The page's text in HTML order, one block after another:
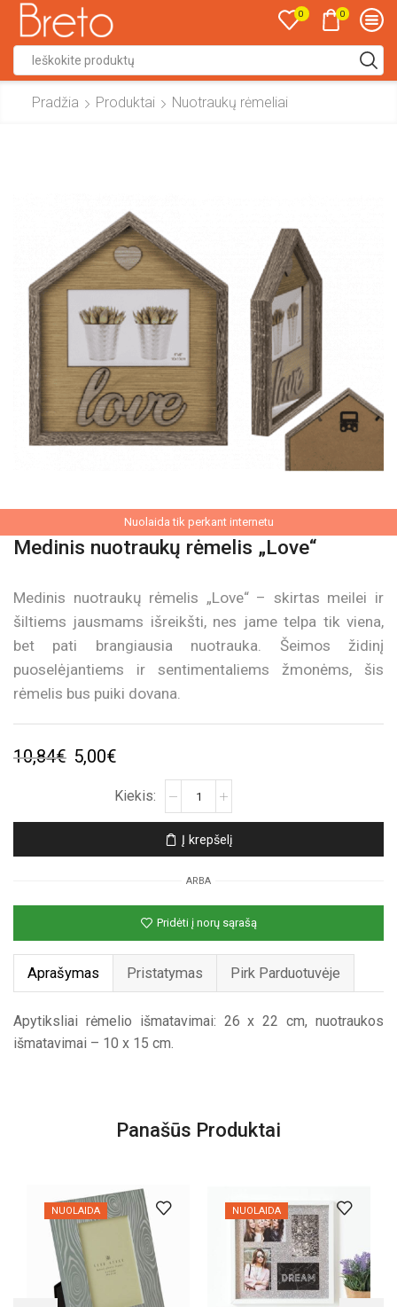
0 0
input
Pradžia Produktai Nuotraukų rėmeliai
Nuolaida tik perkant internetu
Medinis nuotraukų rėmelis „Love“
Medinis nuotraukų rėmelis „Love“ – skirtas meilei ir
šiltiems jausmams išreikšti, nes jame telpa tik viena,
bet pati brangiausia nuotrauka. Šeimos židinį
puoselėjantiems ir sentimentaliems žmonėms, šis
rėmelis bus puiki dovana.
10,84€ Original
5,00€
Medinis
nuotraukų
„Love“
Į krepšelį
ARBA
Pridėti į norų sąrašą
Aprašymas Pristatymas Pirk Parduotuvėje
Apytiksliai rėmelio išmatavimai: 26 x 22 cm, nuotraukos
išmatavimai – 10 x 15 cm.
Panašūs Produktai
NUOLAIDA NUOLAIDA